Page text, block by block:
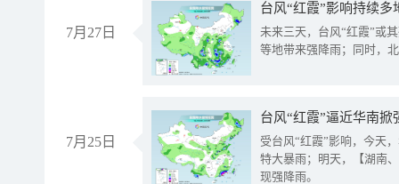
7月27日
台风“红霞”影响持续
未来三天，台风“红霞”或
等地带来强降雨；同时，
7月25日
台风“红霞”逼近华南
受台风“红霞”影响，今天
特大暴雨；明天，【湖南
现强降雨。